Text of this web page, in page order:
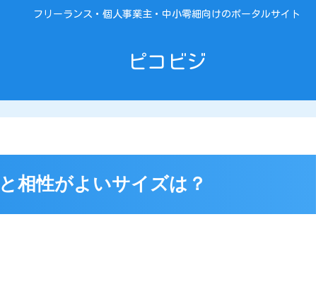
フリーランス・個人事業主・中小零細向けのポータルサイト
ピコビジ
相性がよいサイズは？